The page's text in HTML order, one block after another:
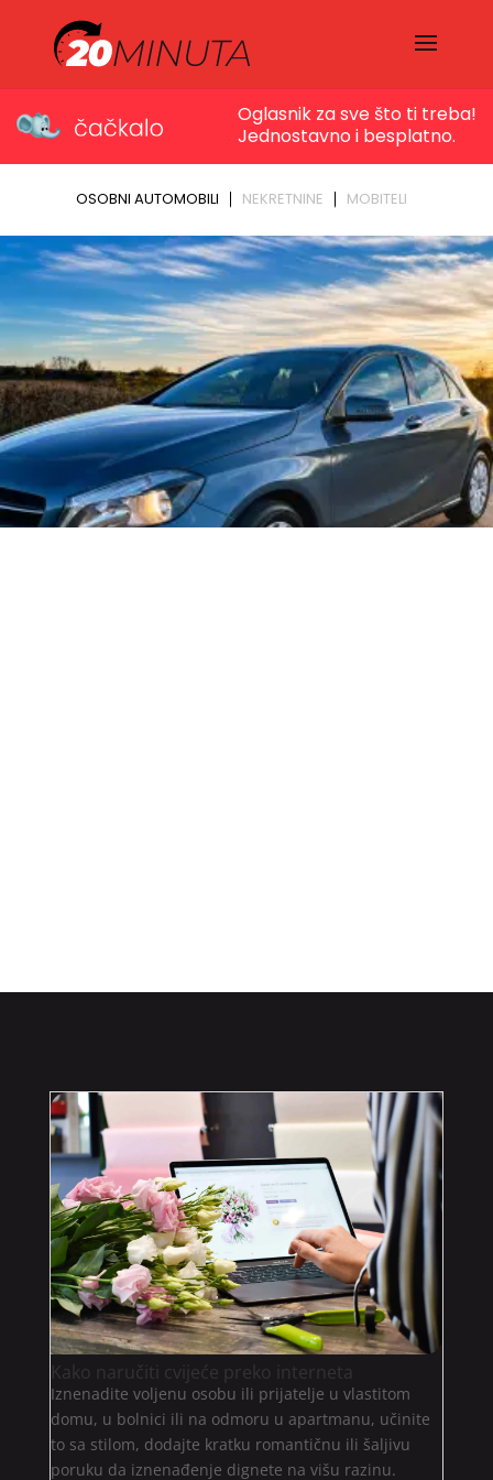
Kako naručiti cvijeće preko interneta
Iznenadite voljenu osobu ili prijatelje u vlastitom
domu, u bolnici ili na odmoru u apartmanu, učinite
to sa stilom, dodajte kratku romantičnu ili šaljivu
poruku da iznenađenje dignete na višu razinu.